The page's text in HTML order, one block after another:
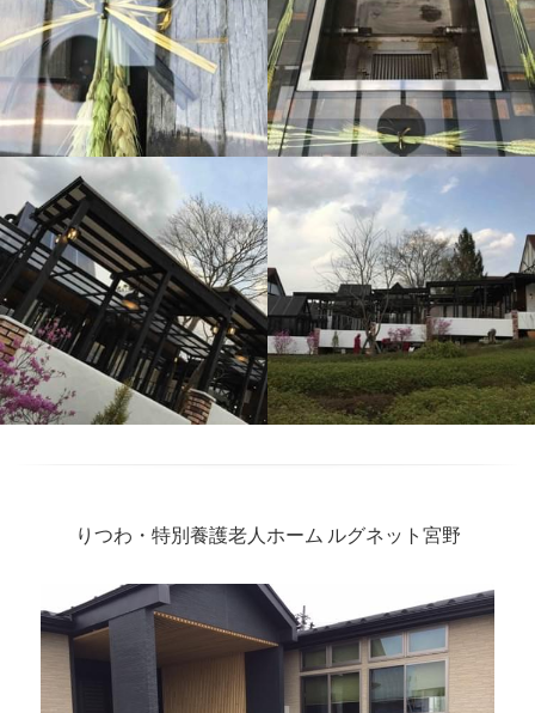
りつわ・特別養護老人ホーム ルグネット宮野